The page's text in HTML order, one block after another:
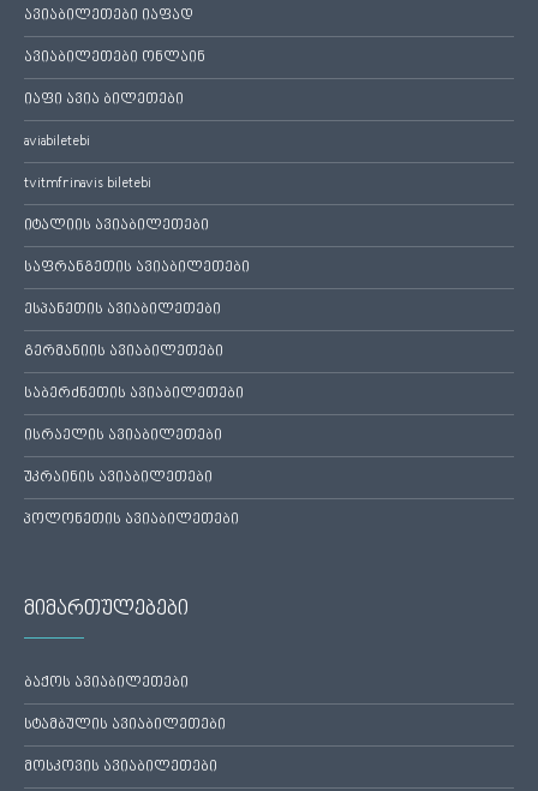
ავიაბილეთები იაფად
ავიაბილეთები ონლაინ
იაფი ავია ბილეთები
aviabiletebi
tvitmfrinavis biletebi
იტალიის ავიაბილეთები
საფრანგეთის ავიაბილეთები
ესპანეთის ავიაბილეთები
გერმანიის ავიაბილეთები
საბერძნეთის ავიაბილეთები
ისრაელის ავიაბილეთები
უკრაინის ავიაბილეთები
პოლონეთის ავიაბილეთები
მიმართულებები
ბაქოს ავიაბილეთები
სტამბულის ავიაბილეთები
მოსკოვის ავიაბილეთები